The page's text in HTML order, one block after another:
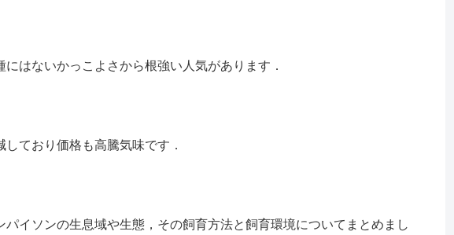
はないかっこよさから根強い人気があります．
ており価格も高騰気味です．
イソンの生息域や生態，その飼育方法と飼育環境についてまとめまし